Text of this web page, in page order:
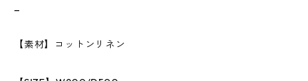
【素材】コットンリネン